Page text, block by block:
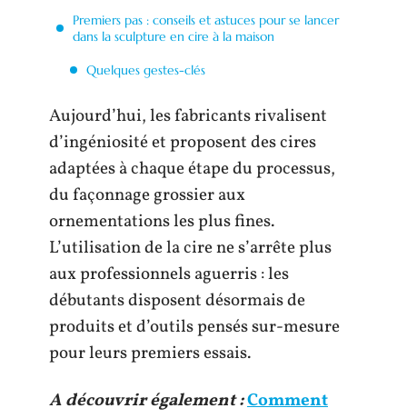
Premiers pas : conseils et astuces pour se lancer
dans la sculpture en cire à la maison
Quelques gestes-clés
Aujourd’hui, les fabricants rivalisent
d’ingéniosité et proposent des cires
adaptées à chaque étape du processus,
du façonnage grossier aux
ornementations les plus fines.
L’utilisation de la cire ne s’arrête plus
aux professionnels aguerris : les
débutants disposent désormais de
produits et d’outils pensés sur-mesure
pour leurs premiers essais.
A découvrir également :Comment